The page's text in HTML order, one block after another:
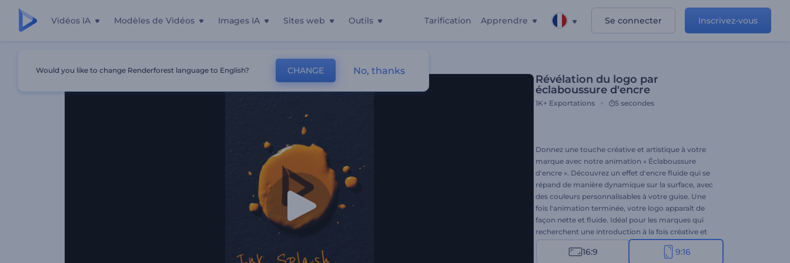
Vidéos IA Modèles de Vidéos Images IA Sites web Outils Tarification Apprendre Se connecter Inscrivez-vous
Révélation Du Logo Par Éclaboussure D'encre
Révélation du logo par
éclaboussure d'encre
1K+ Exportations 5 secondes
Donnez une touche créative et artistique à votre
marque avec notre animation « Éclaboussure
d'encre ». Découvrez un effet d'encre fluide qui se
répand de manière dynamique sur la surface, avec
des couleurs personnalisables à votre guise. Une
fois l'animation terminée, votre logo apparaît de
façon nette et fluide. Idéal pour les marques qui
recherchent une introduction à la fois créative et
minimaliste. Personnalisez-la en quelques
secondes en ajoutant votre logo, le nom de votre
16:9 9:16
Would you like to change Renderforest language to English? CHANGE No, thanks